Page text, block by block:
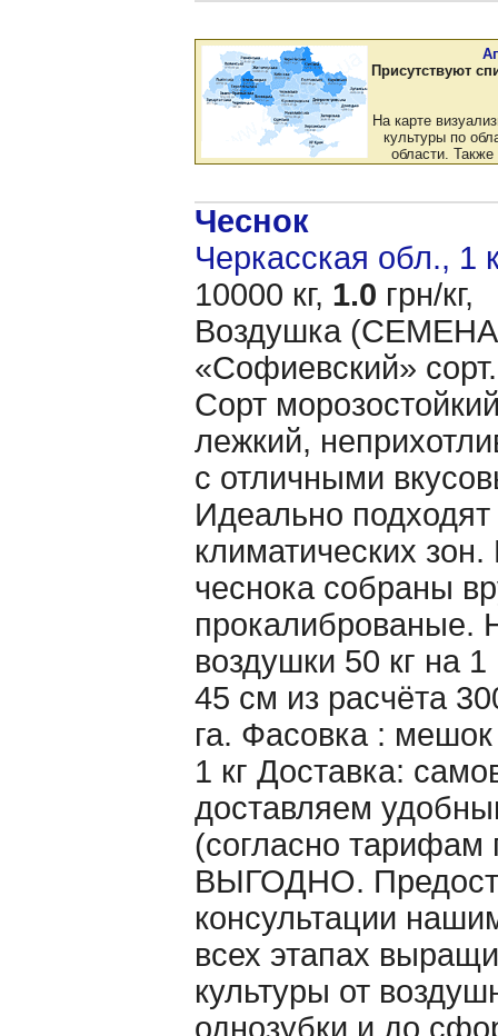
Присутствуют
На карте
культуры по
области. Также
Чеснок
Черкасская обл., 1
10000 кг, 1.0 грн/кг,
Воздушка (CЕМЕНА
«Cофиевский»
Сорт
лежкий,
с отличными
Идеально
климатических
чеснока собраны
прокалиброваные.
воздушки 50 кг на
45 см из расчёта
га. Фасовка :
1 кг Доставка:
доставляем
(согласно тарифам
ВЫГОДНО.
консультации
всех этапах
культуры от
однозубки и до